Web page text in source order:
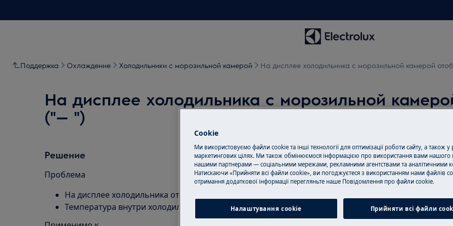
Поддержка Охлаждение Холодильники с морозильной камерой На дисплее холодильника с морозильной камерой
На дисплее холодильника с морозильной
("— ")
Решение
Проблема
На дисплее холодильника отображаются черточки ("— ")
Температура внутри холодильника ниже 0 °C
Записаться на
Вам нужен
удовольствием
оригинальные
Cookie
Ми використовуємо файли cookie та інші технології для оптимізації роботи сайту, а також у
маркетингових цілях. Ми також обмінюємося інформацією про використання вами нашого
нашими партнерами — соціальними мережами, рекламними агентствами та аналітичними
Натискаючи «Прийняти всі файли cookie», ви погоджуєтеся з використанням нами файлів
отримання додаткової інформації перегляньте наше Пoвідомлення прo файли cookie.
Налаштування cookie Прийняти всі файли